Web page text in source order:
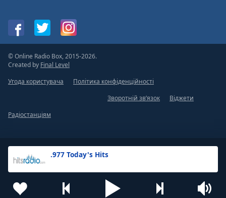
.977 Today's Hits
© Online Radio Box, 2015-2026.
Created by Final Level
Угода користувача
Політика конфіденційності
Зворотній зв’язок
Віджети
Радіостанціям